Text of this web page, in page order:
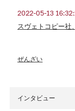
2022-05-13
スヴェトコピー社
ぜんざい
インタビュー